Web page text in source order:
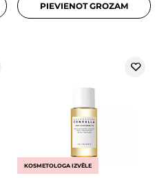
PIEVIENOT GROZAM
KOSMETOLOGA IZVĒLE